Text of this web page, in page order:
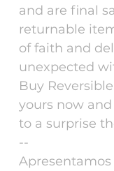
and are final
returnable
of faith and
unexpected
Buy
yours now
to a surprise
--
Apresentamos